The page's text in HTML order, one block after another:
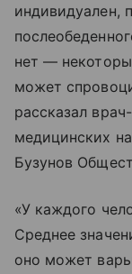
индивидуален,
нет —
может
рассказал
медицинских
Бузунов
«У каждого
Среднее
оно может